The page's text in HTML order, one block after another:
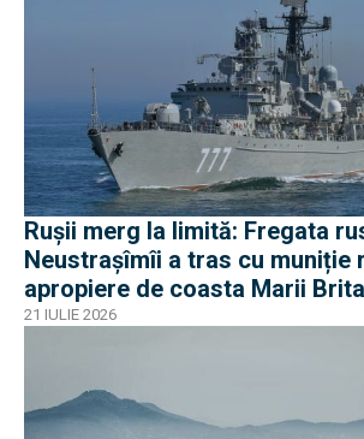
Rușii merg la limită: Fregata
Neustrașîmîi a tras cu muniție
apropiere de coasta Marii
21 IULIE 2026